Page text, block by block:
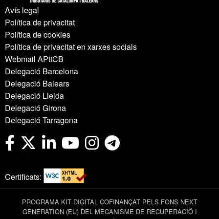
Avís legal
Política de privacitat
Política de cookies
Política de privacitat en xarxes socials
Webmail APttCB
Delegació Barcelona
Delegació Balears
Delegació Lleida
Delegació Girona
Delegació Tarragona
Certificats:
PROGRAMA KIT DIGITAL COFINANÇAT PELS FONS NEXT
GENERATION (EU) DEL MECANISME DE RECUPERACIÓ I